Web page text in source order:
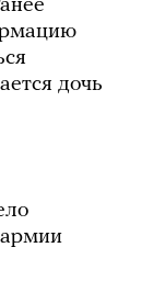
дочь
армии